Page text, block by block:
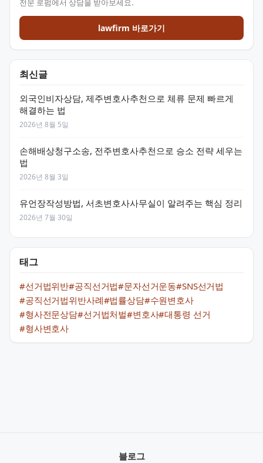
전문 로펌에서 상담을 받아보세요.
lawfirm 바로가기
최신글
외국인비자상담, 제주변호사추천으로 체류 문제 빠르게
해결하는 법
2026년 8월 5일
손해배상청구소송, 전주변호사추천으로 승소 전략 세우는
법
2026년 8월 3일
유언장작성방법, 서초변호사사무실이 알려주는 핵심 정리
2026년 7월 30일
태그
#선거법위반#공직선거법#문자선거운동#SNS선거법
#공직선거법위반사례#법률상담#수원변호사
#형사전문상담#선거법처벌#변호사#대통령 선거
#형사변호사
블로그